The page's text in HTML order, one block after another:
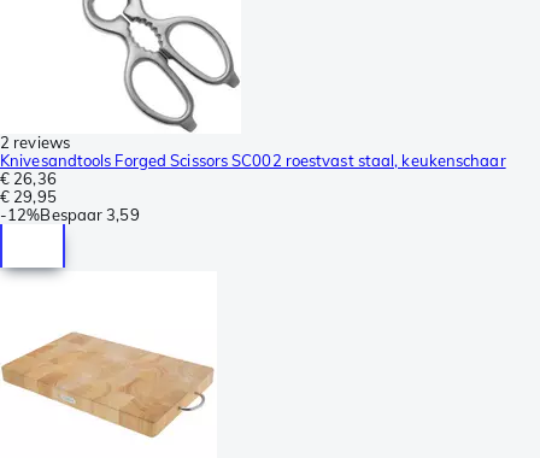
2 reviews
Knivesandtools Forged Scissors SC002 roestvast staal, keukenschaar
€ 26,36
€ 29,95
-12%Bespaar 3,59